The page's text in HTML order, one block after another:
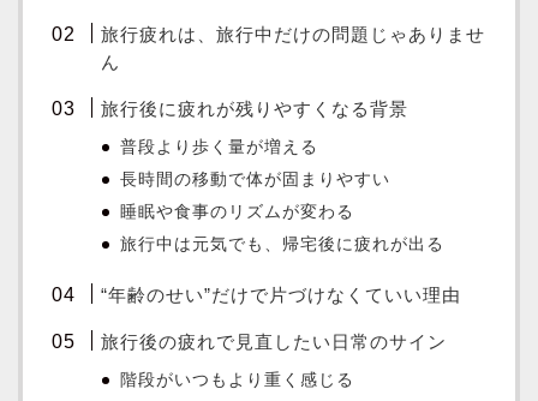
旅行疲れは、旅行中だけの問題じゃありませ
ん
旅行後に疲れが残りやすくなる背景
普段より歩く量が増える
長時間の移動で体が固まりやすい
睡眠や食事のリズムが変わる
旅行中は元気でも、帰宅後に疲れが出る
“年齢のせい”だけで片づけなくていい理由
旅行後の疲れで見直したい日常のサイン
階段がいつもより重く感じる